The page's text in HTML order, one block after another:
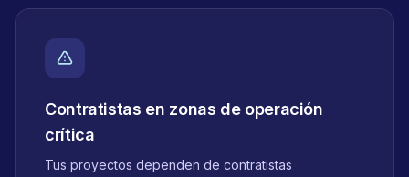
Contratistas en zonas de operación
crítica
Tus proyectos dependen de contratistas